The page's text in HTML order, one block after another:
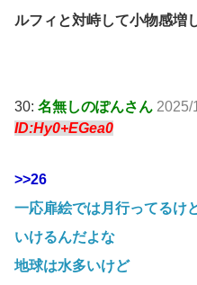
ルフィと対峙して小物感増
30: 名無しのぽんさん 2025/
ID:Hy0+EGea0
>>26
一応扉絵では月行ってるけ
いけるんだよな
地球は水多いけど